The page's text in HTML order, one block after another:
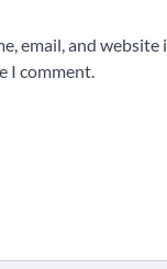
email, and
I comment.